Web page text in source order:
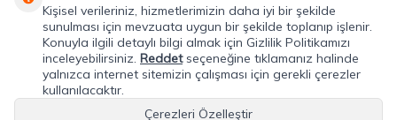
Uygulamalarımız
Adres & İletişim
Kişisel verileriniz, hizmetlerimizin daha iyi bir şekilde
sunulması için mevzuata uygun bir şekilde toplanıp işlenir.
Konuyla ilgili detaylı bilgi almak için Gizlilik Politikamızı
inceleyebilirsiniz. Reddetseçeneğine tıklamanız halinde
yalnızca internet sitemizin çalışması için gerekli çerezler
kullanılacaktır.
Çerezleri Özelleştir